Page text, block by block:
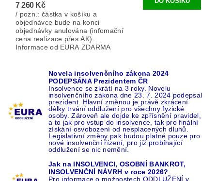
7 260 Kč
/ pozn.: částka v košíku a
objednávce bude na konci
objednávky anulována (infomační
cena realizace přes AK).
Informace od EURA ZDARMA
Novela insolvenčního zákona 2024
PODEPSÁNA Prezidentem ČR
Insolvence se zkrátí na 3 roky. Novelu
insolvenčního zákona dne 23. 7. 2024 podepsal
prezident. Hlavní změnou je právě zkrácení
délky trvání oddlužení pro všechny fyzické
osoby. Zároveň ale dojde ke zpřísnění pravidel,
a to jak pro vstup do insolvence, tak pro finální
získání osvobození od nesplacených dluhů.
Legislativní změny pak budou platné pouze pro
nové insolvenční řízení, pro již probíhající
oddlužení se nic nemění.
Jak na INSOLVENCI, OSOBNÍ BANKROT,
INSOLVENČNÍ NÁVRH v roce 2026?
Pro informace o možnostech ODDLUŽENÍ v